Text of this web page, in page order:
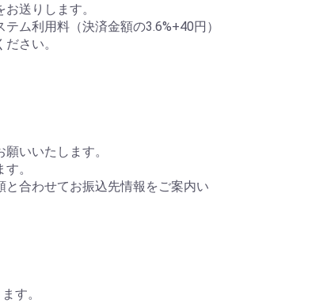
送りします。
ム利用料（決済金額の3.6%+40円）
さい。
いいたします。
。
と合わせてお振込先情報をご案内い
す。